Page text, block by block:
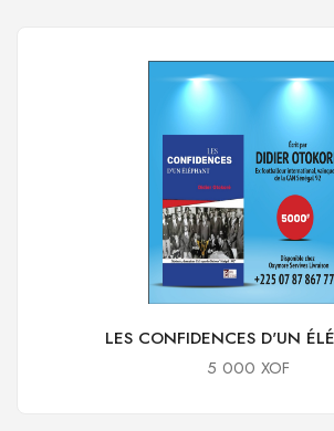
LES CONFIDENCES D'UN
5 000 XOF